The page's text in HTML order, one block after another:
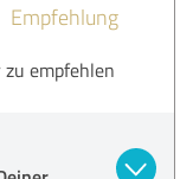
Empfehlung
empfehlen